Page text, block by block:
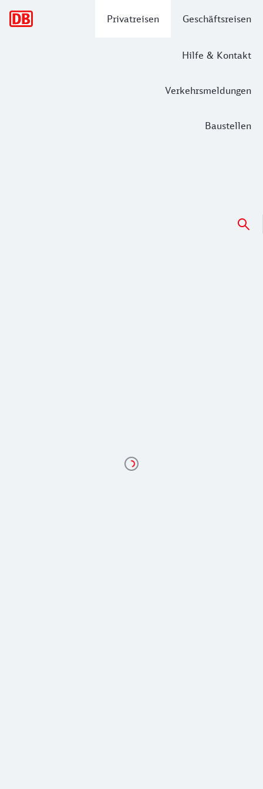
Privatreisen Geschäftsreisen
Hilfe & Kontakt
Verkehrsmeldungen
Baustellen